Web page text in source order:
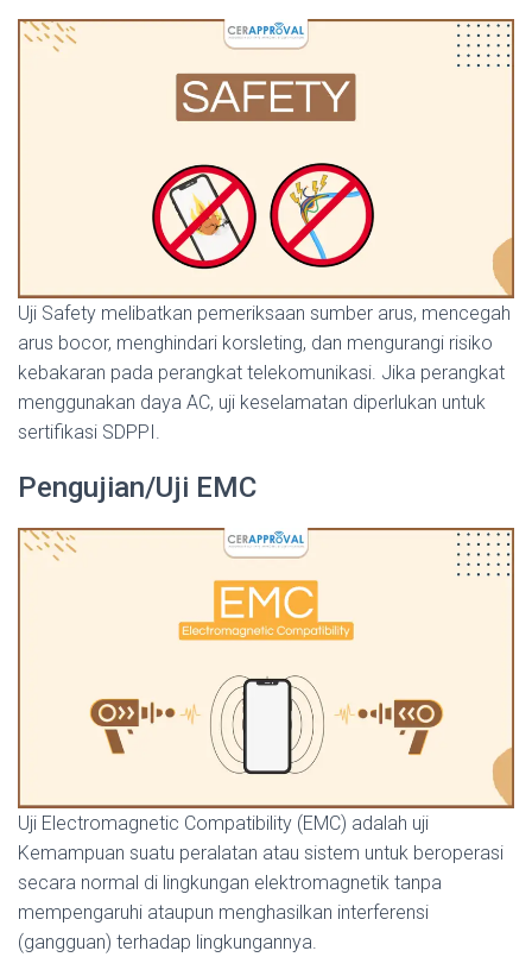
Uji Safety melibatkan pemeriksaan sumber arus, mencegah
arus bocor, menghindari korsleting, dan mengurangi risiko
kebakaran pada perangkat telekomunikasi. Jika perangkat
menggunakan daya AC, uji keselamatan diperlukan untuk
sertifikasi SDPPI.
Pengujian/Uji EMC
Uji Electromagnetic Compatibility (EMC) adalah uji
Kemampuan suatu peralatan atau sistem untuk beroperasi
secara normal di lingkungan elektromagnetik tanpa
mempengaruhi ataupun menghasilkan interferensi
(gangguan) terhadap lingkungannya.